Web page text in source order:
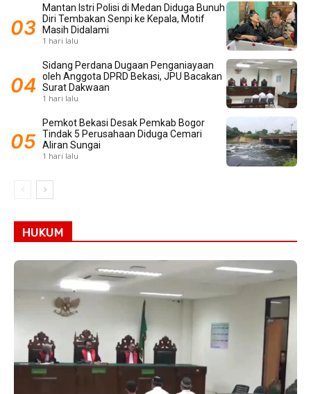
Mantan Istri Polisi di Medan Diduga Bunuh
Diri Tembakan Senpi ke Kepala, Motif
Masih Didalami
1 hari lalu
Sidang Perdana Dugaan Penganiayaan
oleh Anggota DPRD Bekasi, JPU Bacakan
Surat Dakwaan
1 hari lalu
Pemkot Bekasi Desak Pemkab Bogor
Tindak 5 Perusahaan Diduga Cemari
Aliran Sungai
1 hari lalu
HUKUM